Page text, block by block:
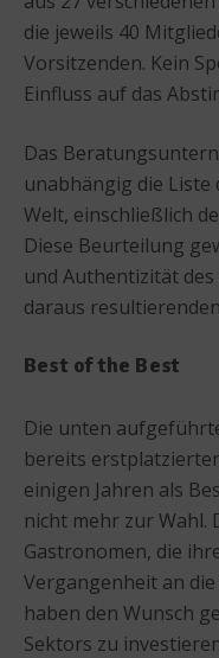
die jeweils 40
Vorsitzenden. Kein
Einfluss auf das
Das
unabhängig die Liste
Welt, einschließlich
Diese Beurteilung
und Authentizität
daraus
Best of the Best
Die unten
bereits
einigen Jahren als
nicht mehr zur Wahl.
Gastronomen, die
Vergangenheit an
haben den Wunsch
Sektors zu